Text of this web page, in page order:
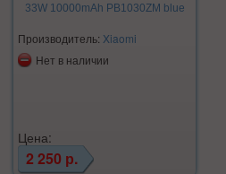
33W 10000mAh PB1030ZM blue
Производитель: Xiaomi
Нет в наличии
Цена:
2 250 р.